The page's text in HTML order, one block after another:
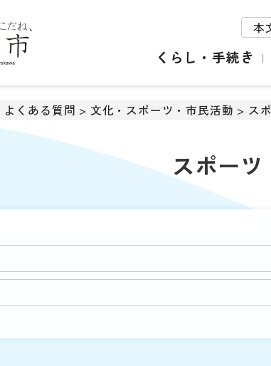
本
くらし・手続き
よくある質問 > 文化・スポーツ・市民活動 > ス
スポーツ